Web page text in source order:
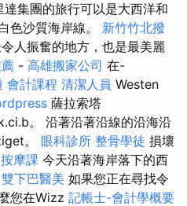
集團的旅行可以是大西洋和
色沙質海岸線。 新竹竹北撥
人振奮的地方，也是最美麗
- 高雄搬家公司 在-
會計課程 清潔人員 Westen
薩拉索塔
。 沿著沿著沿線的沿海沿
。 眼科診所 整骨學徒 損壞
按摩課 今天沿著海岸落下的西
雙下巴醫美 如果您正在尋找令
您在Wizz 記帳士-會計學概要